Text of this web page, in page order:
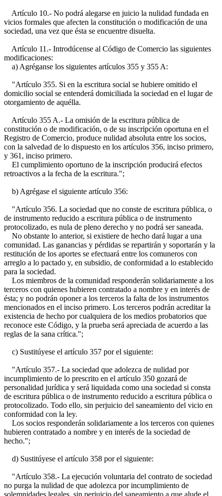
Artículo 10.- No podrá alegarse en juicio la nulidad fundada en
vicios formales que afecten la constitución o modificación de una
sociedad, una vez que ésta se encuentre disuelta.
Artículo 11.- Introdúcense al Código de Comercio las siguientes
modificaciones:
a) Agréganse los siguientes artículos 355 y 355 A:
"Artículo 355. Si en la escritura social se hubiere omitido el
domicilio social se entenderá domiciliada la sociedad en el lugar de
otorgamiento de aquélla.
Artículo 355 A.- La omisión de la escritura pública de
constitución o de modificación, o de su inscripción oportuna en el
Registro de Comercio, produce nulidad absoluta entre los socios,
con la salvedad de lo dispuesto en los artículos 356, inciso primero,
y 361, inciso primero.
El cumplimiento oportuno de la inscripción producirá efectos
retroactivos a la fecha de la escritura.";
b) Agrégase el siguiente artículo 356:
"Artículo 356. La sociedad que no conste de escritura pública, o
de instrumento reducido a escritura pública o de instrumento
protocolizado, es nula de pleno derecho y no podrá ser saneada.
No obstante lo anterior, si existiere de hecho dará lugar a una
comunidad. Las ganancias y pérdidas se repartirán y soportarán y la
restitución de los aportes se efectuará entre los comuneros con
arreglo a lo pactado y, en subsidio, de conformidad a lo establecido
para la sociedad.
Los miembros de la comunidad responderán solidariamente a los
terceros con quienes hubieren contratado a nombre y en interés de
ésta; y no podrán oponer a los terceros la falta de los instrumentos
mencionados en el inciso primero. Los terceros podrán acreditar la
existencia de hecho por cualquiera de los medios probatorios que
reconoce este Código, y la prueba será apreciada de acuerdo a las
reglas de la sana crítica.";
c) Sustitúyese el artículo 357 por el siguiente:
"Artículo 357.- La sociedad que adolezca de nulidad por
incumplimiento de lo prescrito en el artículo 350 gozará de
personalidad jurídica y será liquidada como una sociedad si consta
de escritura pública o de instrumento reducido a escritura pública o
protocolizado. Todo ello, sin perjuicio del saneamiento del vicio en
conformidad con la ley.
Los socios responderán solidariamente a los terceros con quienes
hubieren contratado a nombre y en interés de la sociedad de
hecho.";
d) Sustitúyese el artículo 358 por el siguiente:
"Artículo 358.- La ejecución voluntaria del contrato de sociedad
no purga la nulidad de que adolezca por incumplimiento de
solemnidades legales, sin perjuicio del saneamiento a que alude el